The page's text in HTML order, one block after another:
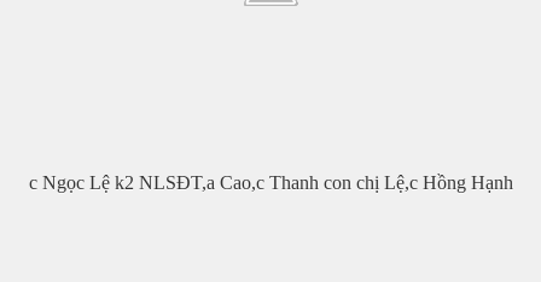
c Ngọc Lệ k2 NLSĐT,a Cao,c Thanh con chị Lệ,c Hồng Hạnh